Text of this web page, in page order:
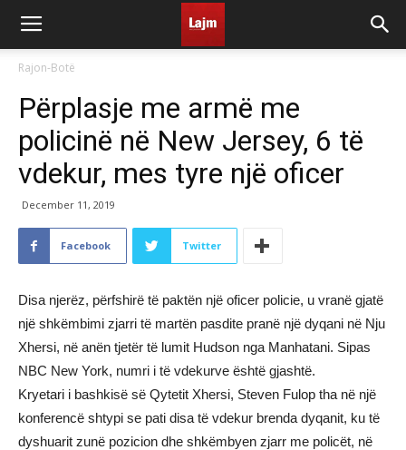
Rajon-Botë
Përplasje me armë me
policinë në New Jersey, 6 të
vdekur, mes tyre një oficer
December 11, 2019
Facebook Twitter
Disa njerëz, përfshirë të paktën një oficer policie, u vranë gjatë
një shkëmbimi zjarri të martën pasdite pranë një dyqani në Nju
Xhersi, në anën tjetër të lumit Hudson nga Manhatani. Sipas
NBC New York, numri i të vdekurve është gjashtë.
Kryetari i bashkisë së Qytetit Xhersi, Steven Fulop tha në një
konferencë shtypi se pati disa të vdekur brenda dyqanit, ku të
dyshuarit zunë pozicion dhe shkëmbyen zjarr me policët, në